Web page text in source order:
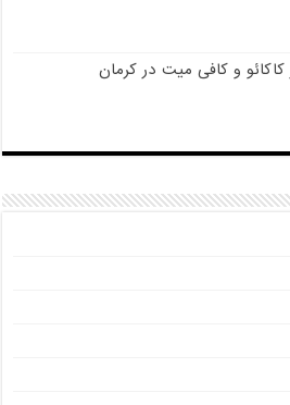
کاکائو و کافی میت در کرمان